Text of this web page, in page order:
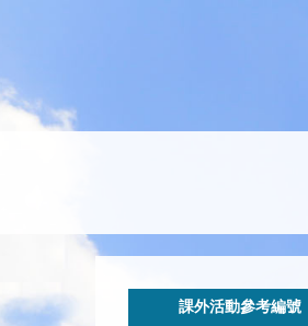
課外活動參考編號